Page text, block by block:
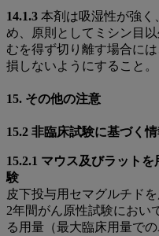
14.1.3 本剤は吸湿性が強く
め、原則としてミシン目
むを得ず切り離す場合に
損しないようにすること。
15. その他の注意
15.2 非臨床試験に基づく
15.2.1 マウス及びラット
験
皮下投与用セマグルチド
2年間がん原性試験におい
る用量（最大臨床用量で